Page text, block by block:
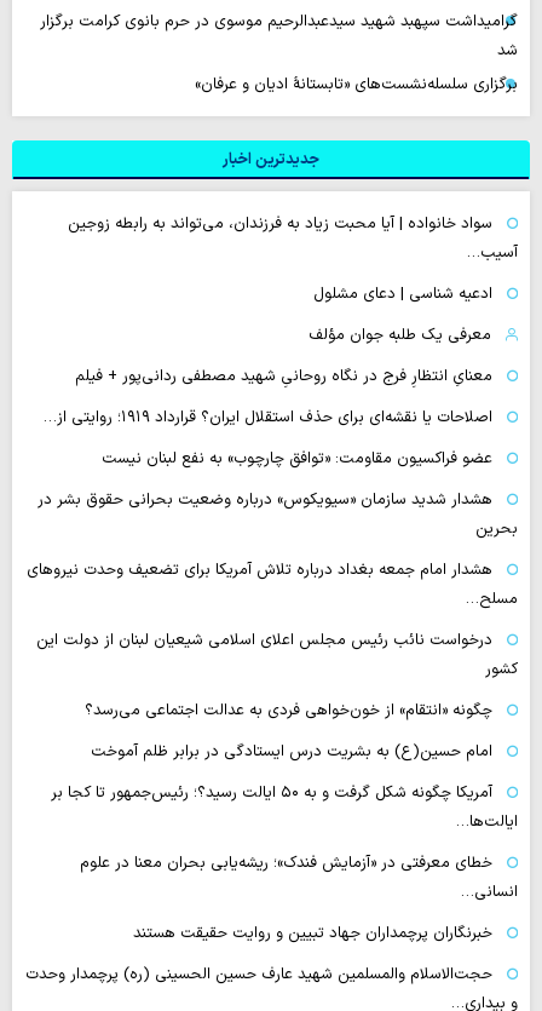
گرامیداشت سپهبد شهید سیدعبدالرحیم موسوی در حرم بانوی کرامت برگزار
شد
برگزاری سلسله‌نشست‌های «تابستانهٔ ادیان و عرفان»
جدیدترین اخبار
سواد خانواده | آیا محبت زیاد به فرزندان، می‌تواند به رابطه زوجین
آسیب…
ادعیه شناسی | دعای مشلول
معرفی یک طلبه جوان مؤلف
معنایِ انتظارِ فرج در نگاه روحانیِ شهید مصطفی ردانی‌پور + فیلم
اصلاحات یا نقشه‌ای برای حذف استقلال ایران؟ قرارداد ۱۹۱۹؛ روایتی از…
عضو فراکسیون مقاومت: «توافق چارچوب» به نفع لبنان نیست
هشدار شدید سازمان «سیویکوس» درباره وضعیت بحرانی حقوق بشر در
بحرین
هشدار امام جمعه بغداد درباره تلاش آمریکا برای تضعیف وحدت نیروهای
مسلح…
درخواست نائب رئیس مجلس اعلای اسلامی شیعیان لبنان از دولت این
کشور
چگونه «انتقام» از خون‌خواهی فردی به عدالت اجتماعی می‌رسد؟
امام حسین(ع) به بشریت درس ایستادگی در برابر ظلم آموخت
آمریکا چگونه شکل گرفت و به ۵۰ ایالت رسید؟؛ رئیس‌جمهور تا کجا بر
ایالت‌ها…
خطای معرفتی در «آزمایش فندک»؛ ریشه‌یابی بحران معنا در علوم
انسانی…
خبرنگاران پرچمداران جهاد تبیین و روایت حقیقت هستند
حجت‌الاسلام والمسلمین شهید عارف حسین الحسینی (ره) پرچمدار وحدت
و بیداری…